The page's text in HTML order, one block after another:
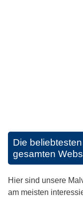
Die
gesamten
Hier sind unsere
am meisten